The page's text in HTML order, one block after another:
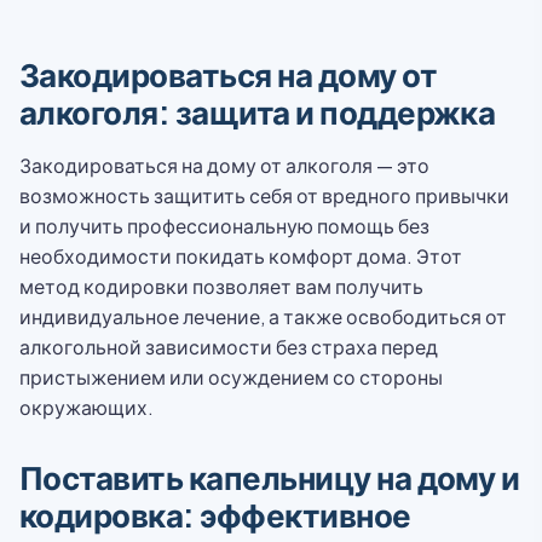
Закодироваться на дому от
алкоголя: защита и поддержка
Закодироваться на дому от алкоголя — это
возможность защитить себя от вредного привычки
и получить профессиональную помощь без
необходимости покидать комфорт дома. Этот
метод кодировки позволяет вам получить
индивидуальное лечение, а также освободиться от
алкогольной зависимости без страха перед
пристыжением или осуждением со стороны
окружающих.
Поставить капельницу на дому и
кодировка: эффективное